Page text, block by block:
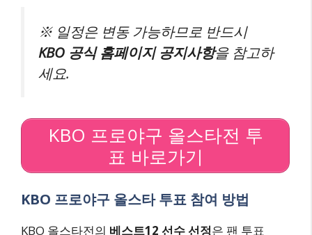
※ 일정은 변동 가능하므로 반드시
KBO 공식 홈페이지 공지사항을 참고하
세요.
KBO 프로야구 올스타전 투
표 바로가기
KBO 프로야구 올스타 투표 참여 방법
KBO 올스타전의 베스트12 선수 선정은 팬 투표